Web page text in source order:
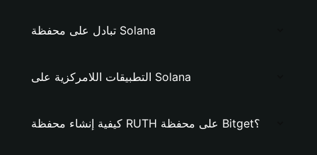
تبادل على محفظة Solana
التطبيقات اللامركزية على Solana
كيفية إنشاء محفظة RUTH على محفظة Bitget؟